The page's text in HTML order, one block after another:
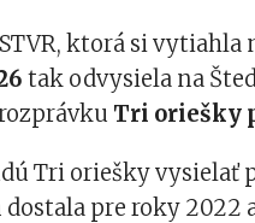
ktorá si vytiahla
tak odvysiela na
Tri oriešky
Tri oriešky vysielať
pre roky 2022